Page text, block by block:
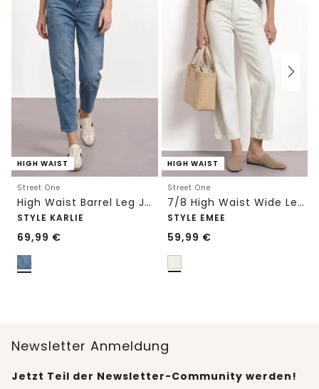
HIGH WAIST
Street One
High Waist Barrel Leg Jeans im Loose Fit
STYLE KARLIE
69,99 €
HIGH WAIST
Street One
7/8 High Waist Wide Leg Jeans im Loose Fit
STYLE EMEE
59,99 €
Newsletter Anmeldung
Jetzt Teil der Newsletter-Community werden!